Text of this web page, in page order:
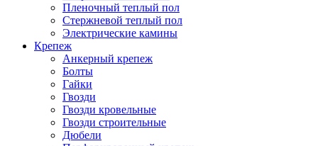
Пленочный теплый пол
Стержневой теплый пол
Электрические камины
Крепеж
Анкерный крепеж
Болты
Гайки
Гвозди
Гвозди кровельные
Гвозди строительные
Дюбели